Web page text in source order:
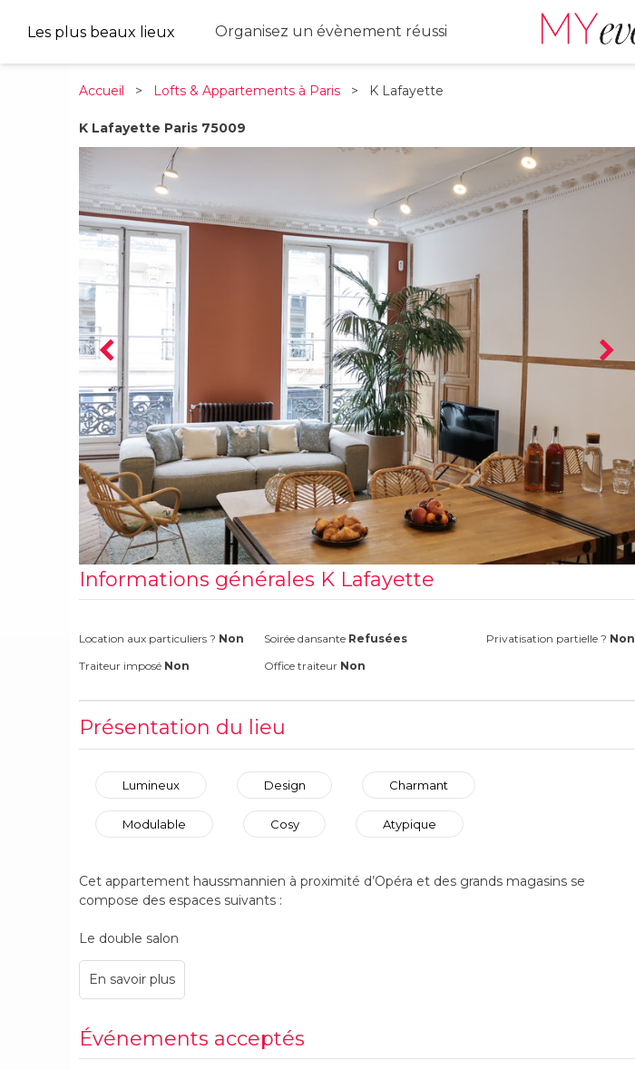
Les plus beaux lieux Organisez un évènement réussi
Accueil > Lofts & Appartements à Paris > K Lafayette
K Lafayette Paris 75009
Informations générales K Lafayette
Location aux particuliers ? Non Soirée dansante Refusées Privatisation partielle ? Non
Traiteur imposé Non Office traiteur Non
Présentation du lieu
Lumineux Design Charmant
Modulable Cosy Atypique
Cet appartement haussmannien à proximité d’Opéra et des grands magasins se
compose des espaces suivants :
Le double salon
Une grande pièce principale divisée en un double salon, offrant une grande modularité
selon vos évènements
Pour les pauses, déjeuners et workshops : équipée d’une table de ferme pour 12
personnes et d’un mur ardoise
Événements acceptés